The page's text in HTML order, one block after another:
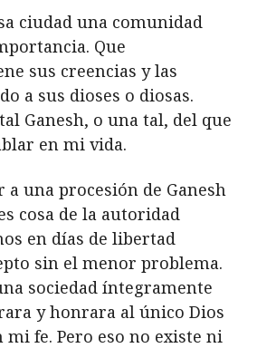
ciudad una comunidad
Que
sus creencias y las
a sus dioses o diosas.
Ganesh, o una tal, del que
en mi vida.
a una procesión de Ganesh
cosa de la autoridad
en días de libertad
sin el menor problema.
sociedad íntegramente
y honrara al único Dios
fe. Pero eso no existe ni